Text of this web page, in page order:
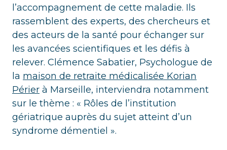
l’accompagnement de cette maladie. Ils
rassemblent des experts, des chercheurs et
des acteurs de la santé pour échanger sur
les avancées scientifiques et les défis à
relever. Clémence Sabatier, Psychologue de
la maison de retraite médicalisée Korian
Périer à Marseille, interviendra notamment
sur le thème : « Rôles de l’institution
gériatrique auprès du sujet atteint d’un
syndrome démentiel ».